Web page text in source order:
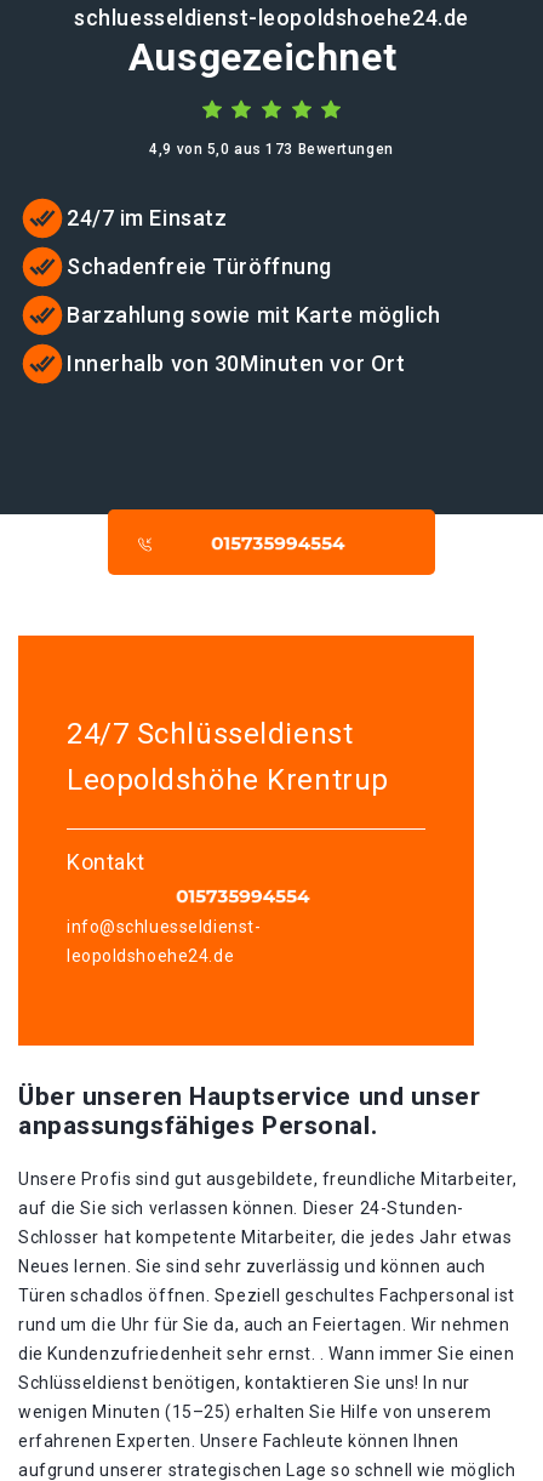
schluesseldienst-leopoldshoehe24.de
Ausgezeichnet
4,9 von 5,0 aus 173 Bewertungen
24/7 im Einsatz
Schadenfreie Türöffnung
Barzahlung sowie mit Karte möglich
Innerhalb von 30Minuten vor Ort
24/7 Schlüsseldienst
Leopoldshöhe Krentrup
Kontakt
info@schluesseldienst-
leopoldshoehe24.de
Über unseren Hauptservice und unser
anpassungsfähiges Personal.
Unsere Profis sind gut ausgebildete, freundliche Mitarbeiter,
auf die Sie sich verlassen können. Dieser 24-Stunden-
Schlosser hat kompetente Mitarbeiter, die jedes Jahr etwas
Neues lernen. Sie sind sehr zuverlässig und können auch
Türen schadlos öffnen. Speziell geschultes Fachpersonal ist
rund um die Uhr für Sie da, auch an Feiertagen. Wir nehmen
die Kundenzufriedenheit sehr ernst. . Wann immer Sie einen
Schlüsseldienst benötigen, kontaktieren Sie uns! In nur
wenigen Minuten (15–25) erhalten Sie Hilfe von unserem
erfahrenen Experten. Unsere Fachleute können Ihnen
aufgrund unserer strategischen Lage so schnell wie möglich